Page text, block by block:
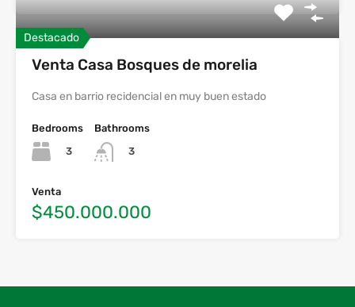
Destacado
Venta Casa Bosques de morelia
Casa en barrio recidencial en muy buen estado
Bedrooms
3
Bathrooms
3
Venta
$450.000.000